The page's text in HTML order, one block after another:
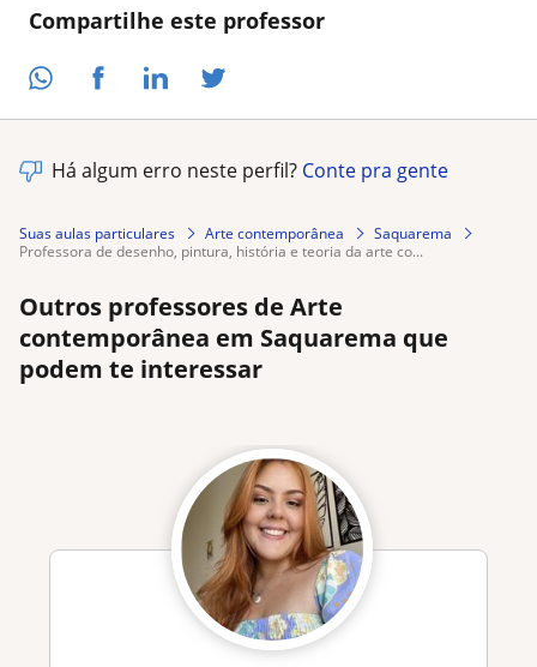
Compartilhe este professor
Há algum erro neste perfil? Conte pra gente
Suas aulas particulares Arte contemporânea
Saquarema
professora de desenho, pintura, história e teoria da arte co...
Outros professores de Arte
contemporânea em Saquarema que
podem te interessar